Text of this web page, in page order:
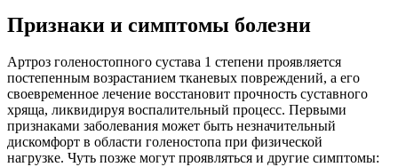
Признаки и симптомы болезни
Артроз голеностопного сустава 1 степени проявляется
постепенным возрастанием тканевых повреждений, а его
своевременное лечение восстановит прочность суставного
хряща, ликвидируя воспалительный процесс. Первыми
признаками заболевания может быть незначительный
дискомфорт в области голеностопа при физической
нагрузке. Чуть позже могут проявляться и другие симптомы: